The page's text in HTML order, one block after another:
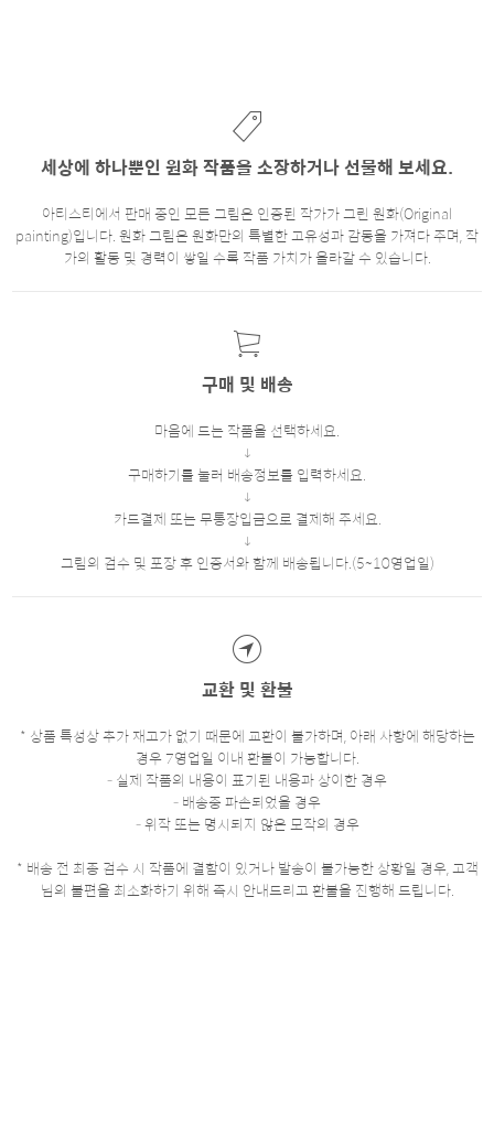
세상에 하나뿐인 원화 작품을 소장하거나 선물해 보세요.
아티스티에서 판매 중인 모든 그림은 인증된 작가가 그린 원화(Original
painting)입니다. 원화 그림은 원화만의 특별한 고유성과 감동을 가져다 주며, 작
가의 활동 및 경력이 쌓일 수록 작품 가치가 올라갈 수 있습니다.
구매 및 배송
마음에 드는 작품을 선택하세요.
구매하기를 눌러 배송정보를 입력하세요.
카드결제 또는 무통장입금으로 결제해 주세요.
그림의 검수 및 포장 후 인증서와 함께 배송됩니다.(5~10영업일)
교환 및 환불
* 상품 특성상 추가 재고가 없기 때문에 교환이 불가하며, 아래 사항에 해당하는
경우 7영업일 이내 환불이 가능합니다.
- 실제 작품의 내용이 표기된 내용과 상이한 경우
- 배송중 파손되었을 경우
- 위작 또는 명시되지 않은 모작의 경우
* 배송 전 최종 검수 시 작품에 결함이 있거나 발송이 불가능한 상황일 경우, 고객
님의 불편을 최소화하기 위해 즉시 안내드리고 환불을 진행해 드립니다.